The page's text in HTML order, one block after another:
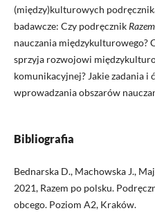
(między)kulturowych
badawcze: Czy podręcznik
nauczania międzykulturowego?
sprzyja rozwojowi
komunikacyjnej? Jakie zadania
wprowadzania obszarów
Bibliografia
Bednarska D., Machowska J.,
2021, Razem po polsku.
obcego. Poziom A2, Kraków.